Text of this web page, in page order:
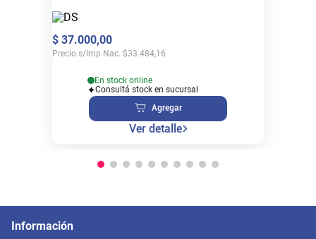
$ 37.000,00
Precio s/Imp Nac. $33.484,16
En stock online
Consultá stock en sucursal
Agregar
Ver detalle
Información